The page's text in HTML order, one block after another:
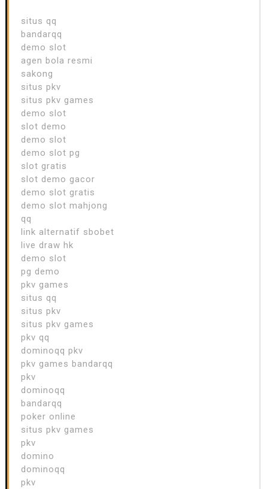
situs qq
bandarqq
demo slot
agen bola resmi
sakong
situs pkv
situs pkv games
demo slot
slot demo
demo slot
demo slot pg
slot gratis
slot demo gacor
demo slot gratis
demo slot mahjong
qq
link alternatif sbobet
live draw hk
demo slot
pg demo
pkv games
situs qq
situs pkv
situs pkv games
pkv qq
dominoqq pkv
pkv games bandarqq
pkv
dominoqq
bandarqq
poker online
situs pkv games
pkv
domino
dominoqq
pkv